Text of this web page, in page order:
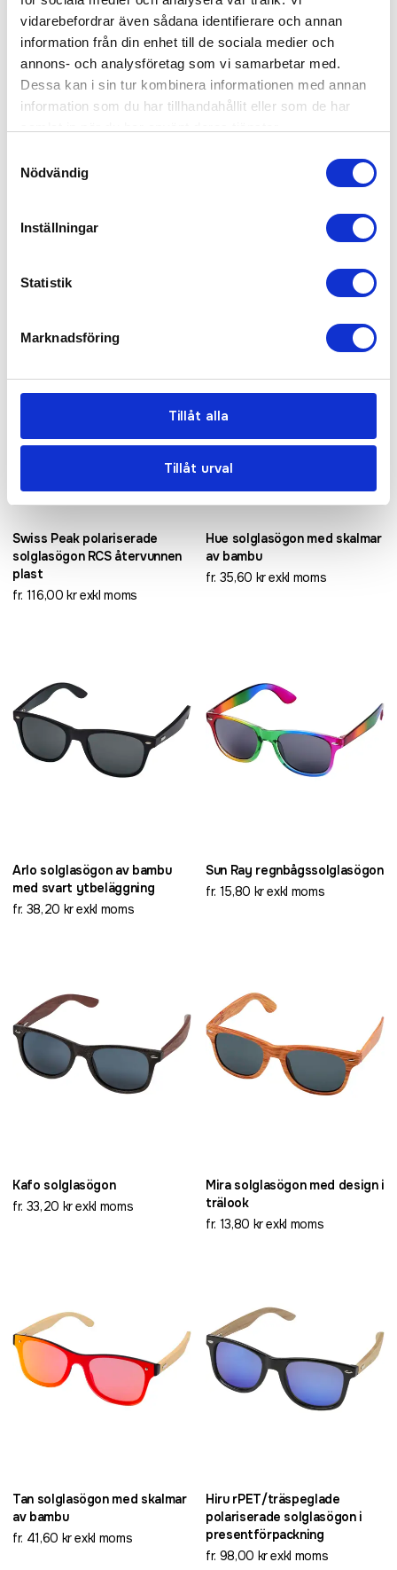
vidarebefordrar även sådana identifierare och annan
information från din enhet till de sociala medier och
annons- och analysföretag som vi samarbetar med.
Dessa kan i sin tur kombinera informationen med annan
information som du har tillhandahållit eller som de har
Nödvändig
Inställningar
Statistik
Marknadsföring
Tillåt alla
Tillåt urval
återvunnen plast med
sportglasögon i plast
Swiss Peak polariserade
solglasögon RCS återvunnen
plast
fr. 116,00 kr exkl moms
Hue solglasögon med skalmar
av bambu
fr. 35,60 kr exkl moms
Arlo solglasögon av bambu
med svart ytbeläggning
fr. 38,20 kr exkl moms
Sun Ray regnbågssolglasögon
fr. 15,80 kr exkl moms
Kafo solglasögon
fr. 33,20 kr exkl moms
Mira solglasögon med design i
trälook
fr. 13,80 kr exkl moms
Tan solglasögon med skalmar
av bambu
fr. 41,60 kr exkl moms
Hiru rPET/träspeglade
polariserade solglasögon i
presentförpackning
fr. 98,00 kr exkl moms